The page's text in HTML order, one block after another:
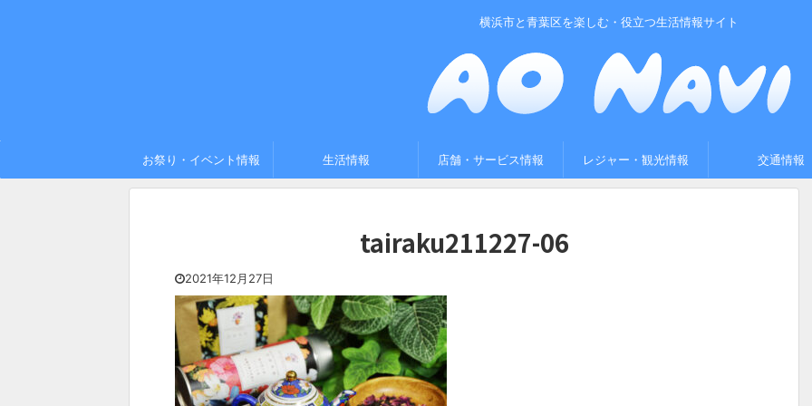
横浜市と青葉区を楽しむ・役立つ生活情報サイト
お祭り・イベント情報 生活情報 店舗・サービス情報 レジャー・観光情報 交通情報
tairaku211227-06
2021年12月27日